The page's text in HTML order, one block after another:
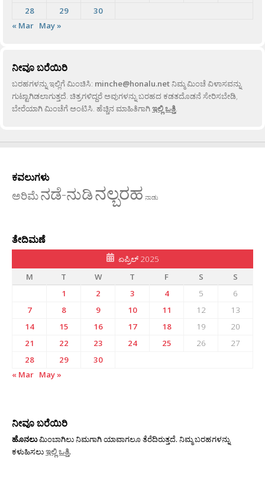
28
29
30
« Mar May »
ನೀವೂ ಬರೆಯಿರಿ
ಬರಹಗಳನ್ನು ಇಲ್ಲಿಗೆ ಮಿಂಚಿಸಿ: minche@honalu.netನಿಮ್ಮ ಮಿಂಚೆ ವಿಳಾಸವನ್ನು
ಗುಟ್ಟಾಗಿಡಲಾಗುತ್ತದೆ. ಚಿತ್ರಗಳಿದ್ದರೆ ಅವುಗಳನ್ನು ಬರಹದ ಕಡತದೊಡನೆ ಸೇರಿಸಬೇಡಿ,
ಬೇರೆಯಾಗಿ ಮಿಂಚೆಗೆ ಅಂಟಿಸಿ. ಹೆಚ್ಚಿನ ಮಾಹಿತಿಗಾಗಿಇಲ್ಲಿ ಒತ್ತಿ
ಕವಲುಗಳು
ಅರಿಮೆನಡೆ-ನುಡಿನಲ್ಬರಹ ನಾಡು
ತೇದಿಮಣೆ
ಏಪ್ರಿಲ್ 2025
M
T W T F S
S
1
2 3 4 5
6
7
8 9 10 11 12
13
14
15 16 17 18 19
20
21
22 23 24 25 26
27
28
29
30
« Mar May »
ನೀವೂ ಬರೆಯಿರಿ
ಹೊನಲುಮಿಂಬಾಗಿಲು ನಿಮಗಾಗಿ ಯಾವಾಗಲೂ ತೆರೆದಿರುತ್ತದೆ. ನಿಮ್ಮ ಬರಹಗಳನ್ನು
ಕಳುಹಿಸಲುಇಲ್ಲಿ ಒತ್ತಿ.